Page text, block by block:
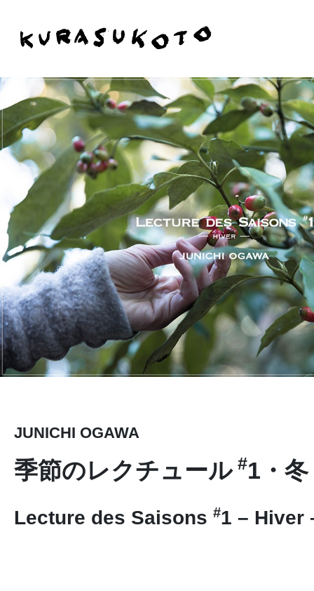
JUNICHI OGAWA
季節のレクチュール #1・冬
Lecture des Saisons #1 – Hiver